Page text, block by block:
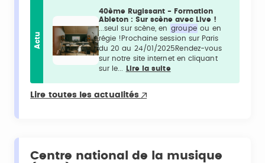
Actu
40ème Rugissant - Formation
Ableton : Sur scène avec Live !
...seul sur scène, en
groupe ou en
régie !Prochaine session sur Paris
du 20 au 24/01/2025Rendez-vous
sur notre site internet en cliquant
sur le...
Lire la suite
Lire toutes les actualités
Centre national de la musique